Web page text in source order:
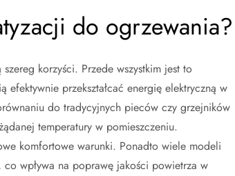
do ogrzewania?
korzyści. Przede wszystkim jest to
przekształcać energię elektryczną w
do tradycyjnych pieców czy grzejników
temperatury w pomieszczeniu.
komfortowe warunki. Ponadto wiele modeli
wpływa na poprawę jakości powietrza w